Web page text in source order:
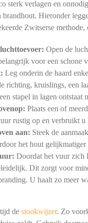
sterk verlagen en
Hieronder
Zwitserse
Open de
voor een
Leg onderin de haard
richting, kruislings, een
stapel in lagen ontstaat
Plaats een of
rustig op en verbruikt u
aan: Steek de
het hout
Doordat het vuur zich
Dit zorgt voor
U haalt zo meer
de stookwijzer. Zo